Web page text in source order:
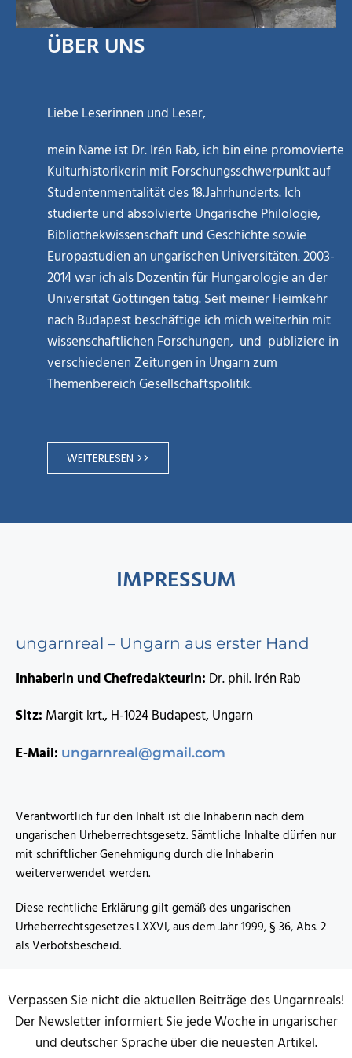
ÜBER UNS
Liebe Leserinnen und Leser,
mein Name ist Dr. Irén Rab, ich bin eine promovierte
Kulturhistorikerin mit Forschungsschwerpunkt auf
Studentenmentalität des 18.Jahrhunderts. Ich
studierte und absolvierte Ungarische Philologie,
Bibliothekwissenschaft und Geschichte sowie
Europastudien an ungarischen Universitäten. 2003-
2014 war ich als Dozentin für Hungarologie an der
Universität Göttingen tätig. Seit meiner Heimkehr
nach Budapest beschäftige ich mich weiterhin mit
wissenschaftlichen Forschungen, und publiziere in
verschiedenen Zeitungen in Ungarn zum
Themenbereich Gesellschaftspolitik.
WEITERLESEN >>
IMPRESSUM
ungarnreal – Ungarn aus erster Hand
Inhaberin und Chefredakteurin: Dr. phil. Irén Rab
Sitz: Margit krt., H-1024 Budapest, Ungarn
E-Mail: ungarnreal@gmail.com
Verantwortlich für den Inhalt ist die Inhaberin nach dem
ungarischen Urheberrechtsgesetz. Sämtliche Inhalte dürfen nur
mit schriftlicher Genehmigung durch die Inhaberin
weiterverwendet werden.
Diese rechtliche Erklärung gilt gemäß des ungarischen
Urheberrechtsgesetzes LXXVI, aus dem Jahr 1999, § 36, Abs. 2
als Verbotsbescheid.
Verpassen Sie nicht die aktuellen Beiträge des Ungarnreals!
Der Newsletter informiert Sie jede Woche in ungarischer
und deutscher Sprache über die neuesten Artikel.